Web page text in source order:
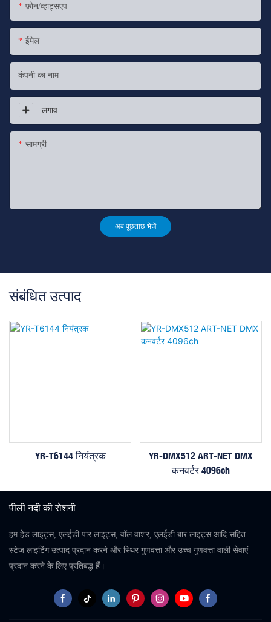
फ़ोन/व्हाट्सएप
ईमेल
कंपनी का नाम
लगाव
सामग्री
अब पूछताछ भेजें
संबंधित उत्पाद
YR-T6144 नियंत्रक
YR-DMX512 ART-NET DMX
कनवर्टर 4096ch
पीली नदी की रोशनी
हम हेड लाइट्स, एलईडी पार लाइट्स, वॉल वाशर, एलईडी बार लाइट्स आदि सहित
स्टेज लाइटिंग उत्पाद प्रदान करने और स्थिर गुणवत्ता और उच्च गुणवत्ता वाली सेवाएं
प्रदान करने के लिए प्रतिबद्ध हैं।